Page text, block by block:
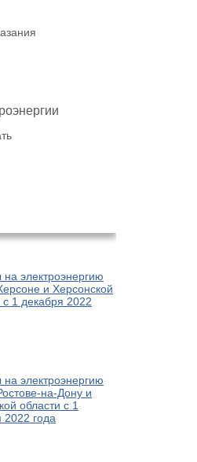
электроэнергию
и Херсонской
с 1 декабря 2022
электроэнергию
на-Дону и
области с 1
2022 года